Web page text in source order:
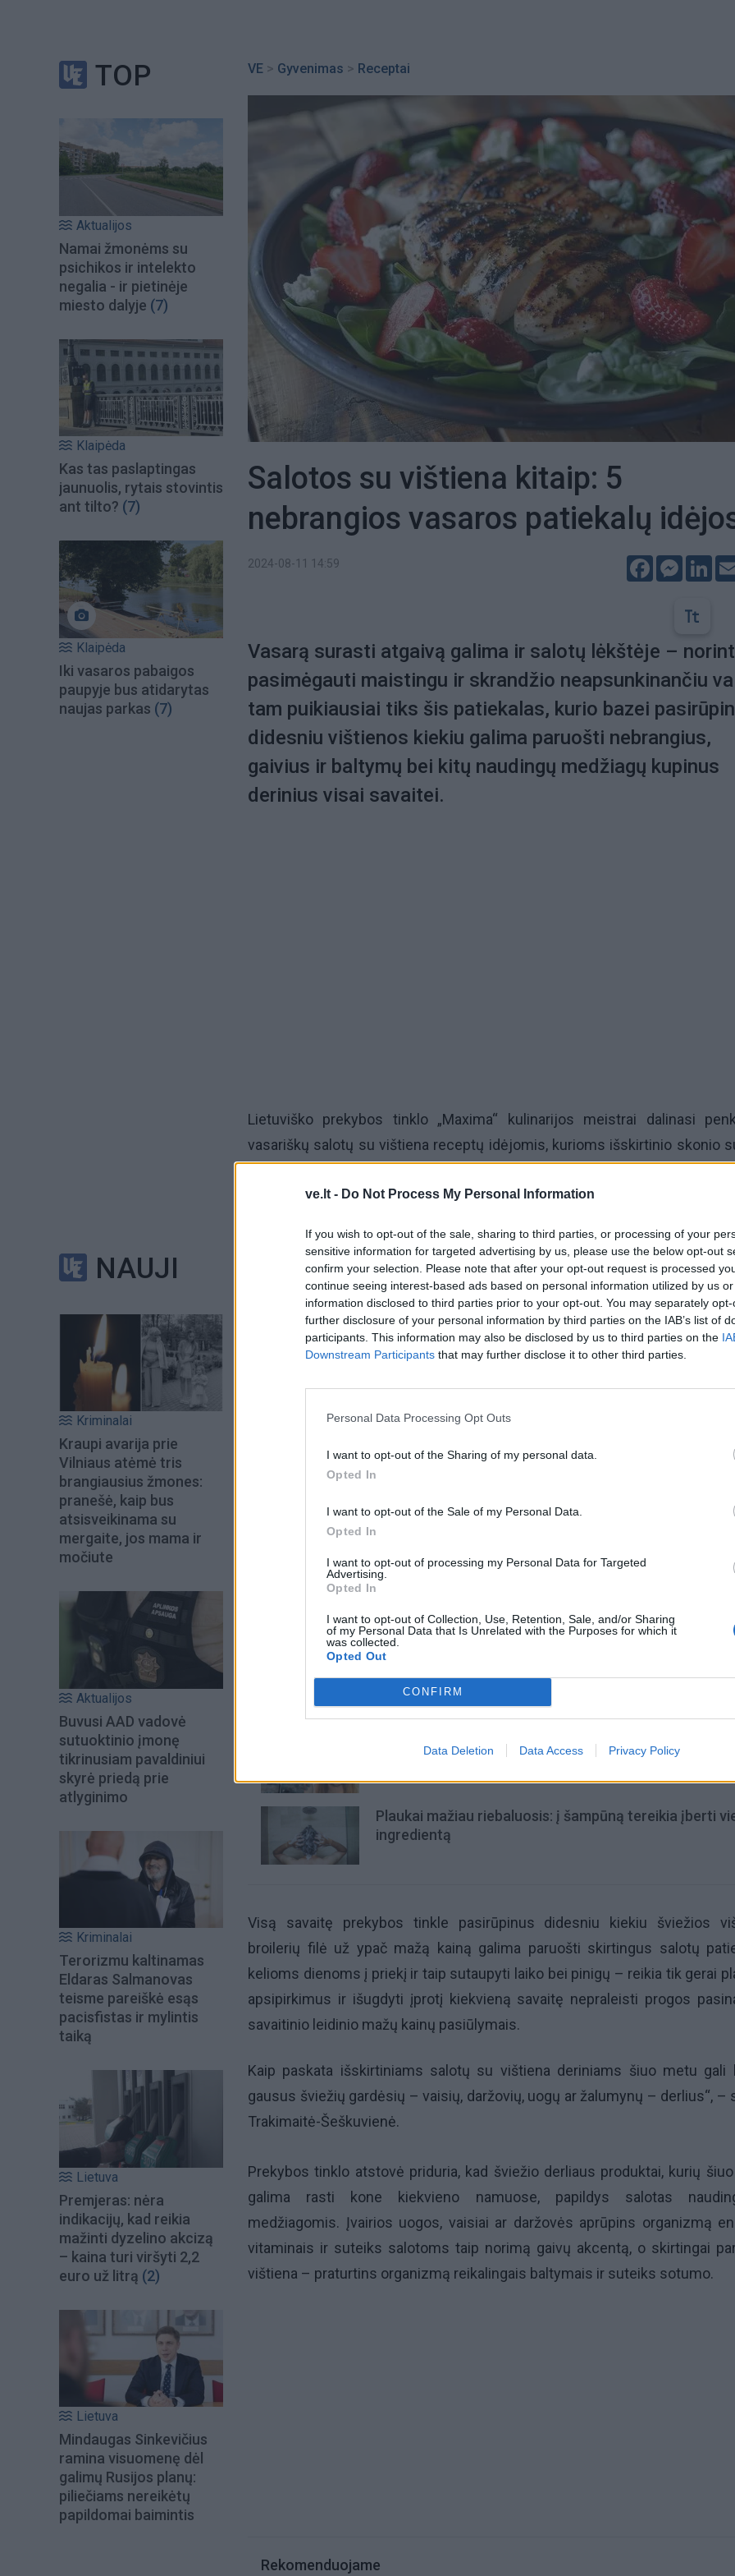
ve.lt - Do Not Process My Personal Information
If you wish to opt-out of the sale, sharing to third parties, or processing of your
sensitive information for targeted advertising by us, please use the below opt-out
confirm your selection. Please note that after your opt-out request is processed
continue seeing interest-based ads based on personal information utilized by us
information disclosed to third parties prior to your opt-out. You may separately
further disclosure of your personal information by third parties on the IAB’s list of
participants. This information may also be disclosed by us to third parties on the
Downstream Participants that may further disclose it to other third parties.
Personal Data Processing Opt Outs
I want to opt-out of the Sharing of my personal data.
Opted In
I want to opt-out of the Sale of my Personal Data.
Opted In
I want to opt-out of processing my Personal Data for Targeted
Advertising.
Opted In
I want to opt-out of Collection, Use, Retention, Sale, and/or Sharing
of my Personal Data that Is Unrelated with the Purposes for which it
was collected.
Opted Out
CONFIRM
Data Deletion Data Access Privacy Policy
TOP
Aktualijos
Namai žmonėms su
psichikos ir intelekto
negalia - ir pietinėje
miesto dalyje (7)
Klaipėda
Kas tas paslaptingas
jaunuolis, rytais stovintis
ant tilto? (7)
Klaipėda
Iki vasaros pabaigos
paupyje bus atidarytas
naujas parkas (7)
NAUJI
Kriminalai
Kraupi avarija prie
Vilniaus atėmė tris
brangiausius žmones:
pranešė, kaip bus
atsisveikinama su
mergaite, jos mama ir
močiute
Aktualijos
Buvusi AAD vadovė
sutuoktinio įmonę
tikrinusiam pavaldiniui
skyrė priedą prie
atlyginimo
Kriminalai
Terorizmu kaltinamas
Eldaras Salmanovas
teisme pareiškė esąs
pacisfistas ir mylintis
taiką
Lietuva
Premjeras: nėra
indikacijų, kad reikia
mažinti dyzelino akcizą
– kaina turi viršyti 2,2
euro už litrą (2)
Lietuva
Mindaugas Sinkevičius
ramina visuomenę dėl
galimų Rusijos planų:
piliečiams nereikėtų
papildomai baimintis
VE > Gyvenimas > Receptai
Salotos su vištiena kitaip: 5
nebrangios vasaros patiekalų
2024-08-11 14:59 Facebook
Vasarą surasti atgaivą galima ir salotų lėkštėje – norint
pasimėgauti maistingu ir skrandžio neapsunkinančiu
tam puikiausiai tiks šis patiekalas, kurio bazei
didesniu vištienos kiekiu galima paruošti nebrangius,
gaivius ir baltymų bei kitų naudingų medžiagų kupinus
derinius visai savaitei.
Lietuviško prekybos tinklo „Maxima“ kulinarijos meistrai dalinasi
vasariškų salotų su vištiena receptų idėjomis, kurioms išskirtinio skonio
departamento direktorė Indrė Trakimaitė-Šeškuvienė pastebi, kad vasarą
valgiai neretai atsitraukia į antrą planą, o rankos šaldytuve pačios ieško
ingredientų, iš kurių galima pagaminti lengvus patiekalus, pavyzdžiui,
„Nors salotos su vištiena daugumai nėra naujiena, vis dėl to toks
išties puikus pasirinkimas tiems, kurie šiltomis vasaros
pasigaminti gaivių ir lengvai paruošiamų valgių.
Šiuo metu skaitomiausi
Aiškiaregės pranašystė: numatė katastrofišką karo
Plaukai mažiau riebaluosis: į šampūną tereikia įberti
ingredientą
Visą savaitę prekybos tinkle pasirūpinus didesniu kiekiu šviežios
broilerių filė už ypač mažą kainą galima paruošti skirtingus salotų
kelioms dienoms į priekį ir taip sutaupyti laiko bei pinigų – reikia tik gerai
apsipirkimus ir išugdyti įprotį kiekvieną savaitę nepraleisti progos
savaitinio leidinio mažų kainų pasiūlymais.
Kaip paskata išskirtiniams salotų su vištiena deriniams šiuo metu gali
gausus šviežių gardėsių – vaisių, daržovių, uogų ar žalumynų – derlius“, –
Trakimaitė-Šeškuvienė.
Prekybos tinklo atstovė priduria, kad šviežio derliaus produktai, kurių
galima rasti kone kiekvieno namuose, papildys salotas
medžiagomis. Įvairios uogos, vaisiai ar daržovės aprūpins organizmą
vitaminais ir suteiks salotoms taip norimą gaivų akcentą, o skirtingai
vištiena – praturtins organizmą reikalingais baltymais ir suteiks sotumo.
Rekomenduojame